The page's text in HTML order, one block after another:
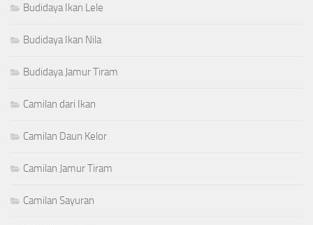
Budidaya Ikan Lele
Budidaya Ikan Nila
Budidaya Jamur Tiram
Camilan dari Ikan
Camilan Daun Kelor
Camilan Jamur Tiram
Camilan Sayuran